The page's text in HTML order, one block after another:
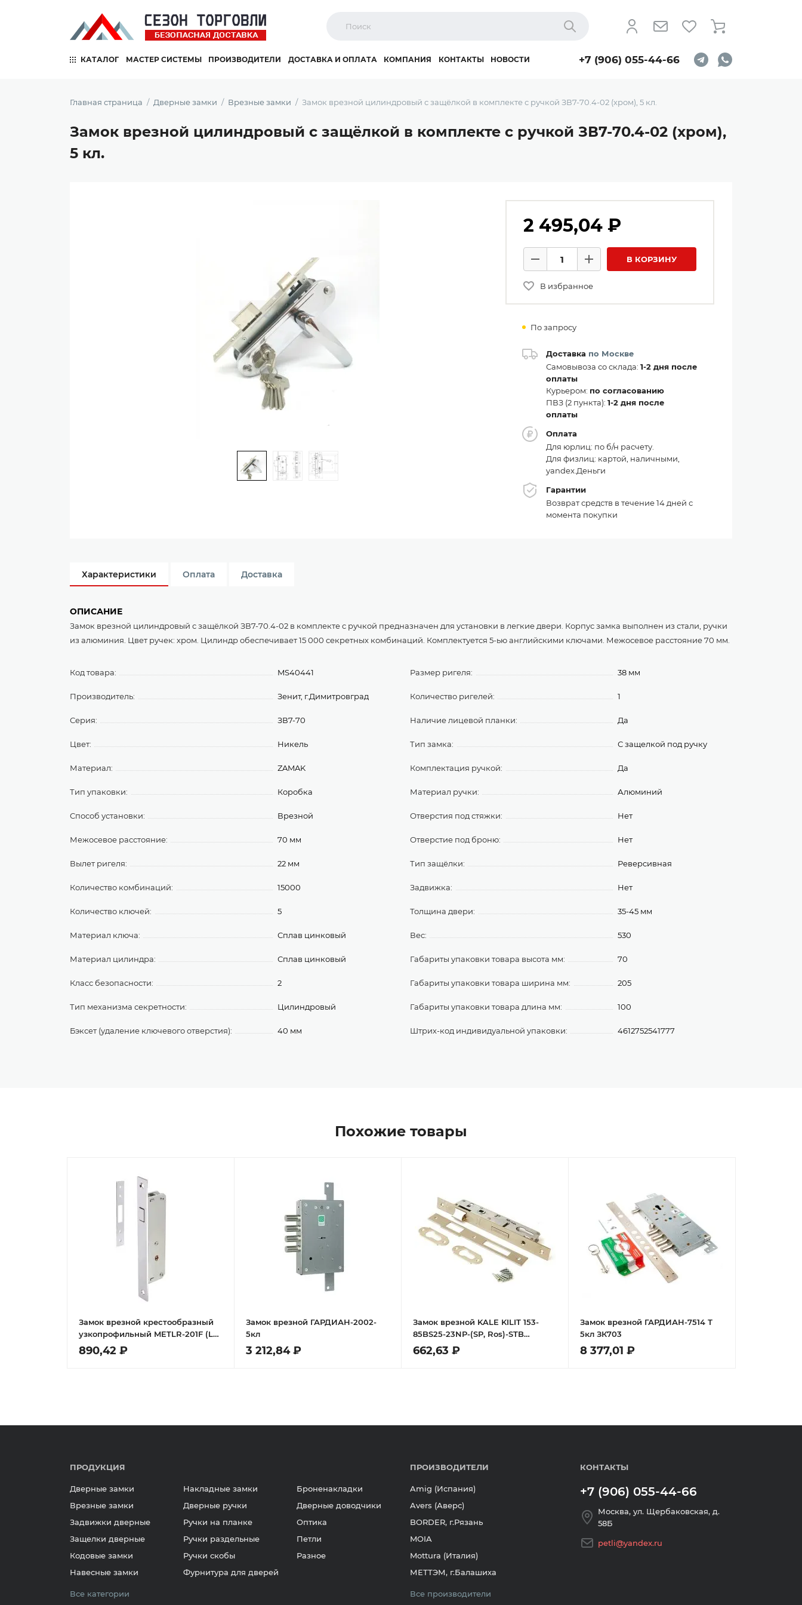
Найти
КАТАЛОГ МАСТЕР СИСТЕМЫ ПРОИЗВОДИТЕЛИ ДОСТАВКА И ОПЛАТА КОМПАНИЯ КОНТАКТЫ НОВОСТИ +7 (906) 055-44-66
Главная страница Дверные замки Врезные замки Замок врезной цилиндровый с защёлкой в комплекте с ручкой ЗВ7-70.4-02 (хром), 5 кл.
Замок врезной цилиндровый с защёлкой в комплекте с ручкой ЗВ7-70.4-02 (хром),
5 кл.
2 495,04 ₽
Количество товаров
Минус
Плюс В КОРЗИНУ
В избранное
По запросу
Доставка по Москве
Самовывоза со склада: 1-2 дня после
оплаты
Курьером: по согласованию
ПВЗ (2 пункта): 1-2 дня после
оплаты
Оплата
Для юрлиц: по б/н расчету.
Для физлиц: картой, наличными,
yandex.Деньги
Гарантии
Возврат средств в течение 14 дней с
момента покупки
Характеристики Оплата Доставка
ОПИСАНИЕ
Замок врезной цилиндровый с защёлкой ЗВ7-70.4-02 в комплекте с ручкой предназначен для установки в легкие двери. Корпус замка выполнен из стали, ручки
из алюминия. Цвет ручек: хром. Цилиндр обеспечивает 15 000 секретных комбинаций. Комплектуется 5-ью английскими ключами. Межосевое расстояние 70 мм.
Код товара: MS40441
Производитель: Зенит, г.Димитровград
Серия: ЗВ7-70
Цвет: Никель
Материал: ZAMAK
Тип упаковки: Коробка
Способ установки: Врезной
Межосевое расстояние: 70 мм
Вылет ригеля: 22 мм
Количество комбинаций: 15000
Количество ключей: 5
Материал ключа: Сплав цинковый
Материал цилиндра: Сплав цинковый
Класс безопасности: 2
Тип механизма секретности: Цилиндровый
Бэксет (удаление ключевого отверстия): 40 мм
Размер ригеля: 38 мм
Количество ригелей: 1
Наличие лицевой планки: Да
Тип замка: С защелкой под ручку
Комплектация ручкой: Да
Материал ручки: Алюминий
Отверстия под стяжки: Нет
Отверстие под броню: Нет
Тип защёлки: Реверсивная
Задвижка: Нет
Толщина двери: 35-45 мм
Вес: 530
Габариты упаковки товара высота мм: 70
Габариты упаковки товара ширина мм: 205
Габариты упаковки товара длина мм: 100
Штрих-код индивидуальной упаковки: 4612752541777
Похожие товары
Замок врезной крестообразный
узкопрофильный METLR-201F (LR-
201F) 3key CP хром
890,42 ₽
Замок врезной ГАРДИАН-2002-
5кл
3 212,84 ₽
Замок врезной KALE KILIT 153-
85BS25-23NP-(SP, Ros)-STB
15325000078 (15325000015)
662,63 ₽
Замок врезной ГАРДИАН-7514 Т
5кл ЗК703
8 377,01 ₽
ПРОДУКЦИЯ
Дверные замки
Врезные замки
Задвижки дверные
Защелки дверные
Кодовые замки
Навесные замки
Накладные замки
Дверные ручки
Ручки на планке
Ручки раздельные
Ручки скобы
Фурнитура для дверей
Броненакладки
Дверные доводчики
Оптика
Петли
Разное
Все категории
ПРОИЗВОДИТЕЛИ
Amig (Испания)
Avers (Аверс)
BORDER, г.Рязань
MOIA
Mottura (Италия)
МЕТТЭМ, г.Балашиха
Все производители
КОНТАКТЫ
+7 (906) 055-44-66
Москва, ул. Щербаковская, д.
58Б
petli@yandex.ru